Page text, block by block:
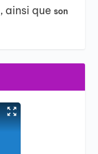
, ainsi queson